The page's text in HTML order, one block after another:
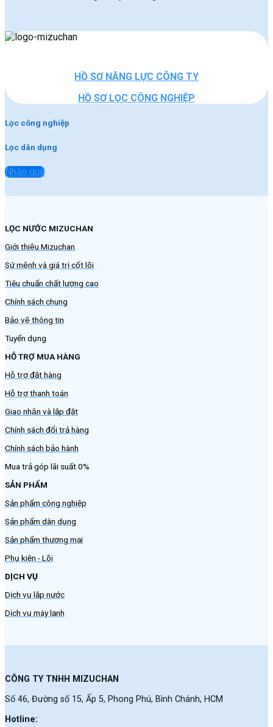
HỒ SƠ NĂNG LỰC CÔNG TY
HỒ SƠ LỌC CÔNG NGHIỆP
Lọc công nghiệp
Lọc dân dụng
Nhận quà
LỌC NƯỚC MIZUCHAN
Giới thiệu Mizuchan
Sứ mệnh và giá trị cốt lõi
Tiêu chuẩn chất lượng cao
Chính sách chung
Bảo vệ thông tin
Tuyển dụng
HỖ TRỢ MUA HÀNG
Hỗ trợ đặt hàng
Hỗ trợ thanh toán
Giao nhận và lắp đặt
Chính sách đổi trả hàng
Chính sách bảo hành
Mua trả góp lãi suất 0%
SẢN PHẨM
Sản phẩm công nghiệp
Sản phẩm dân dụng
Sản phẩm thương mại
Phụ kiện - Lõi
DỊCH VỤ
Dịch vụ lắp nước
Dịch vụ máy lạnh
CÔNG TY TNHH MIZUCHAN
Số 46, Đường số 15, Ấp 5, Phong Phú, Bình Chánh, HCM
Hotline: